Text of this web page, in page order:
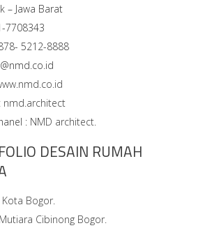
– Jawa Barat
7708343
5212-8888
nmd.architect
: NMD architect.
DESAIN RUMAH
Bogor.
Cibinong Bogor.